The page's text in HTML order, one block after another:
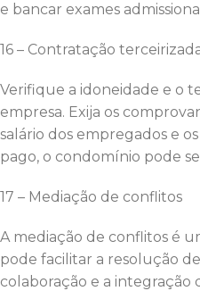
e bancar exames
16 – Contratação
Verifique a idoneidade e o
empresa. Exija os
salário dos empregados e
pago, o condomínio pode
17 – Mediação de conflitos
A mediação de conflitos é
pode facilitar a resolução
colaboração e a integração